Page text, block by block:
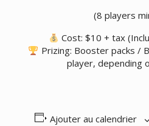
(8 players
Cost: $10 + tax
Prizing: Booster packs /
player, depending
Ajouter au calendrier